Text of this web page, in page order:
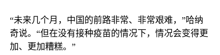
“未来几个月，中国的前路非常、非常艰难，”哈纳
奇说。“但在没有接种疫苗的情况下，情况会变得更
加、更加糟糕。”